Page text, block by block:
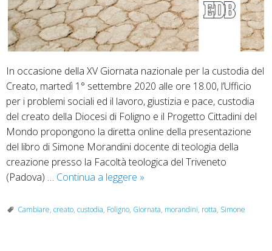
In occasione della XV Giornata nazionale per la custodia del
Creato, martedì 1° settembre 2020 alle ore 18.00, l’Ufficio
per i problemi sociali ed il lavoro, giustizia e pace, custodia
del creato della Diocesi di Foligno e il Progetto Cittadini del
Mondo propongono la diretta online della presentazione
del libro di Simone Morandini docente di teologia della
creazione presso la Facoltà teologica del Triveneto
(Padova) … Continua a leggere Cambiare
Dialogo
»
Cambiare, creato, custodia, Foligno, Giornata, morandini, rotta, Simone